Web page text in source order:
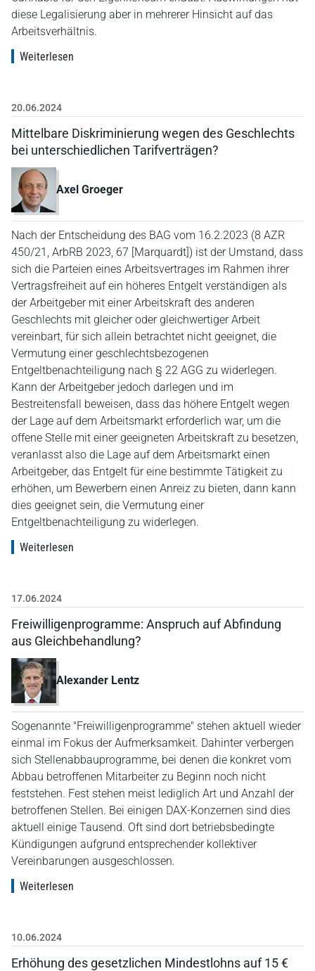
diese Legalisierung aber in mehrerer Hinsicht auf das
Arbeitsverhältnis.
Weiterlesen
20.06.2024
Mittelbare Diskriminierung wegen des Geschlechts
bei unterschiedlichen Tarifverträgen?
Axel Groeger
Nach der Entscheidung des BAG vom 16.2.2023 (8 AZR
450/21, ArbRB 2023, 67 [Marquardt]) ist der Umstand, dass
sich die Parteien eines Arbeitsvertrages im Rahmen ihrer
Vertragsfreiheit auf ein höheres Entgelt verständigen als
der Arbeitgeber mit einer Arbeitskraft des anderen
Geschlechts mit gleicher oder gleichwertiger Arbeit
vereinbart, für sich allein betrachtet nicht geeignet, die
Vermutung einer geschlechtsbezogenen
Entgeltbenachteiligung nach § 22 AGG zu widerlegen.
Kann der Arbeitgeber jedoch darlegen und im
Bestreitensfall beweisen, dass das höhere Entgelt wegen
der Lage auf dem Arbeitsmarkt erforderlich war, um die
offene Stelle mit einer geeigneten Arbeitskraft zu besetzen,
veranlasst also die Lage auf dem Arbeitsmarkt einen
Arbeitgeber, das Entgelt für eine bestimmte Tätigkeit zu
erhöhen, um Bewerbern einen Anreiz zu bieten, dann kann
dies geeignet sein, die Vermutung einer
Entgeltbenachteiligung zu widerlegen.
Weiterlesen
17.06.2024
Freiwilligenprogramme: Anspruch auf Abfindung
aus Gleichbehandlung?
Alexander Lentz
Sogenannte "Freiwilligenprogramme" stehen aktuell wieder
einmal im Fokus der Aufmerksamkeit. Dahinter verbergen
sich Stellenabbauprogramme, bei denen die konkret vom
Abbau betroffenen Mitarbeiter zu Beginn noch nicht
feststehen. Fest stehen meist lediglich Art und Anzahl der
betroffenen Stellen. Bei einigen DAX-Konzernen sind dies
aktuell einige Tausend. Oft sind dort betriebsbedingte
Kündigungen aufgrund entsprechender kollektiver
Vereinbarungen ausgeschlossen.
Weiterlesen
10.06.2024
Erhöhung des gesetzlichen Mindestlohns auf 15 €